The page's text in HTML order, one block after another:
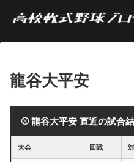
龍谷大平安
⚾ 龍谷大平安 直近の試合
大会 回戦